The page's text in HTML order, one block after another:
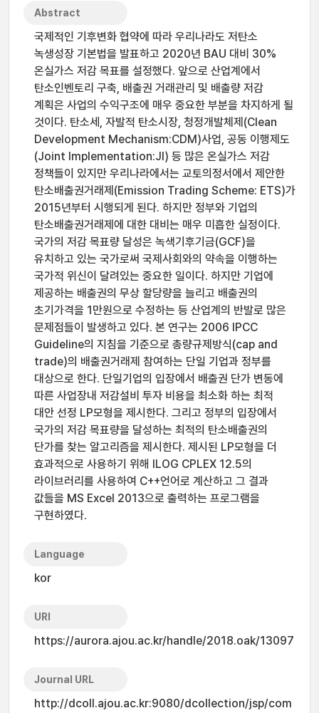
Abstract
국제적인 기후변화 협약에 따라 우리나라도 저탄소
녹생성장 기본법을 발표하고 2020년 BAU 대비 30%
온실가스 저감 목표를 설정했다. 앞으로 산업계에서
탄소인벤토리 구축, 배출권 거래관리 및 배출량 저감
계획은 사업의 수익구조에 매우 중요한 부분을 차지하게 될
것이다. 탄소세, 자발적 탄소시장, 청정개발체제(Clean
Development Mechanism:CDM)사업, 공동 이행제도
(Joint Implementation:JI) 등 많은 온실가스 저감
정책들이 있지만 우리나라에서는 교토의정서에서 제안한
탄소배출권거래제(Emission Trading Scheme: ETS)가
2015년부터 시행되게 된다. 하지만 정부와 기업의
탄소배출권거래제에 대한 대비는 매우 미흡한 실정이다.
국가의 저감 목표량 달성은 녹색기후기금(GCF)을
유치하고 있는 국가로써 국제사회와의 약속을 이행하는
국가적 위신이 달려있는 중요한 일이다. 하지만 기업에
제공하는 배출권의 무상 할당량을 늘리고 배출권의
초기가격을 1만원으로 수정하는 등 산업계의 반발로 많은
문제점들이 발생하고 있다. 본 연구는 2006 IPCC
Guideline의 지침을 기준으로 총량규제방식(cap and
trade)의 배출권거래제 참여하는 단일 기업과 정부를
대상으로 한다. 단일기업의 입장에서 배출권 단가 변동에
따른 사업장내 저감설비 투자 비용을 최소화 하는 최적
대안 선정 LP모형을 제시한다. 그리고 정부의 입장에서
국가의 저감 목표량을 달성하는 최적의 탄소배출권의
단가를 찾는 알고리즘을 제시한다. 제시된 LP모형을 더
효과적으로 사용하기 위해 ILOG CPLEX 12.5의
라이브러리를 사용하여 C++언어로 계산하고 그 결과
값들을 MS Excel 2013으로 출력하는 프로그램을
구현하였다.
Language
kor
URI
https://aurora.ajou.ac.kr/handle/2018.oak/13097
Journal URL
http://dcoll.ajou.ac.kr:9080/dcollection/jsp/com